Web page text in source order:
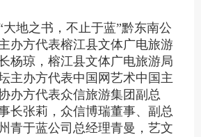
大地之书，不止于蓝”黔东南公
办方代表榕江县文体广电旅游
杨琼，榕江县文体广电旅游局
主办方代表中国网艺术中国主
办方代表众信旅游集团副总
长张莉 ， 众信博瑞董事、副总
州青于蓝公司总经理青曼，艺文